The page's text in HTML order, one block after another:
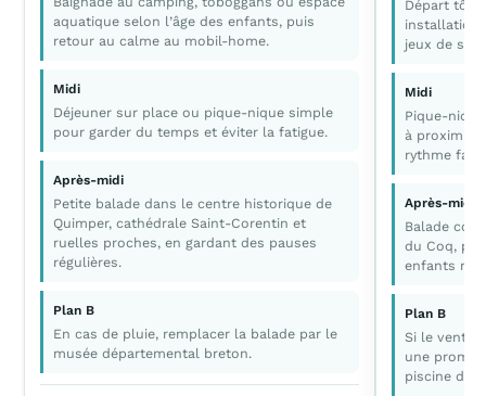
aquatique selon l’âge des enfants, puis
retour au calme au mobil-home.
Midi
Déjeuner sur place ou pique-nique simple
pour garder du temps et éviter la fatigue.
Après-midi
Petite balade dans le centre historique de
Quimper, cathédrale Saint-Corentin et
ruelles proches, en gardant des pauses
régulières.
Plan B
En cas de pluie, remplacer la balade par le
musée départemental breton.
Départ tôt
installation,
jeux de
Midi
Pique-
à proximité
rythme
Après-midi
Balade
du Coq,
enfants ne
Plan B
Si le vent
une
piscine du